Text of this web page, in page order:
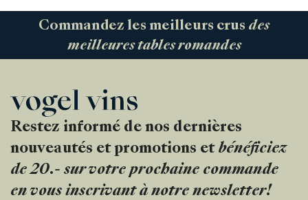
Commandez les meilleurs crus des
meilleures tables romandes
Restez informé de nos dernières
nouveautés et promotions et bénéficiez
de 20.- sur votre prochaine commande
en vous inscrivant à notre newsletter!